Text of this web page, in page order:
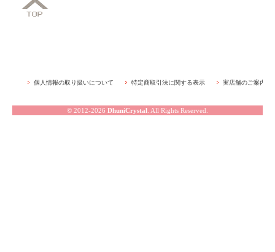
個人情報の取り扱いについて 特定商取引法に関する表示 実店舗のご案内
© 2012-2026 DhuniCrystal . All Rights Reserved.